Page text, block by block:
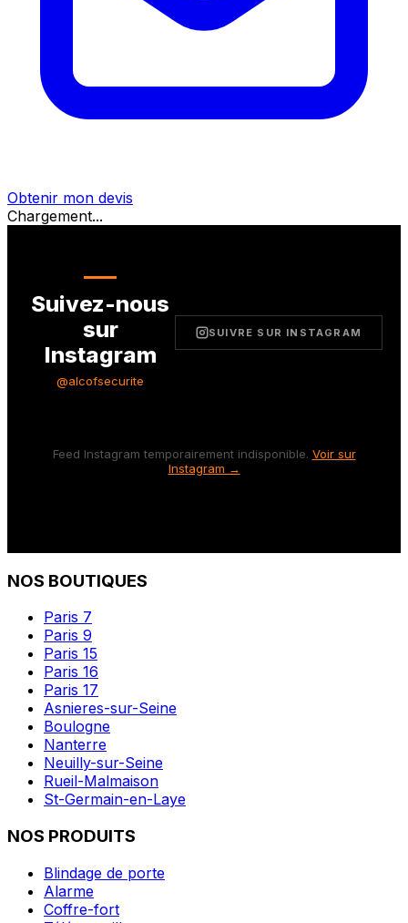
Obtenir mon devis
Chargement...
Suivez-nous
sur
Instagram
@alcofsecurite
SUIVRE SUR INSTAGRAM
Feed Instagram temporairement indisponible. Voir sur
Instagram →
NOS BOUTIQUES
Paris 7
Paris 9
Paris 15
Paris 16
Paris 17
Asnieres-sur-Seine
Boulogne
Nanterre
Neuilly-sur-Seine
Rueil-Malmaison
St-Germain-en-Laye
NOS PRODUITS
Blindage de porte
Alarme
Coffre-fort